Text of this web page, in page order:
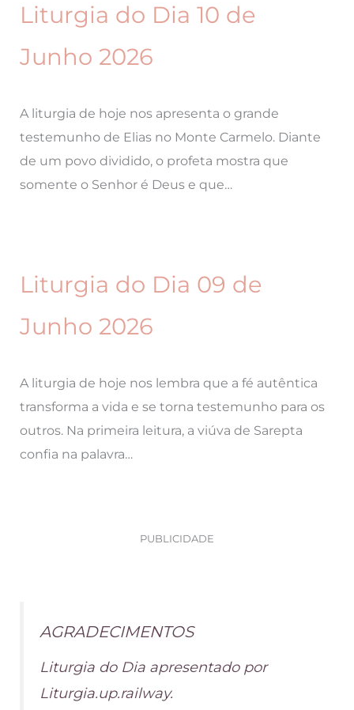
Liturgia do Dia 10 de
Junho 2026
A liturgia de hoje nos apresenta o grande
testemunho de Elias no Monte Carmelo. Diante
de um povo dividido, o profeta mostra que
somente o Senhor é Deus e que…
Liturgia do Dia 09 de
Junho 2026
A liturgia de hoje nos lembra que a fé autêntica
transforma a vida e se torna testemunho para os
outros. Na primeira leitura, a viúva de Sarepta
confia na palavra…
PUBLICIDADE
AGRADECIMENTOS
Liturgia do Dia apresentado por
Liturgia.up.railway.